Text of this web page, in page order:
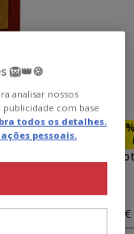
-10% extra
😻
/ kg)
6
-
9.33€
🦁👑🍪
analisar nossos
com base
todos os detalhes.
pessoais.